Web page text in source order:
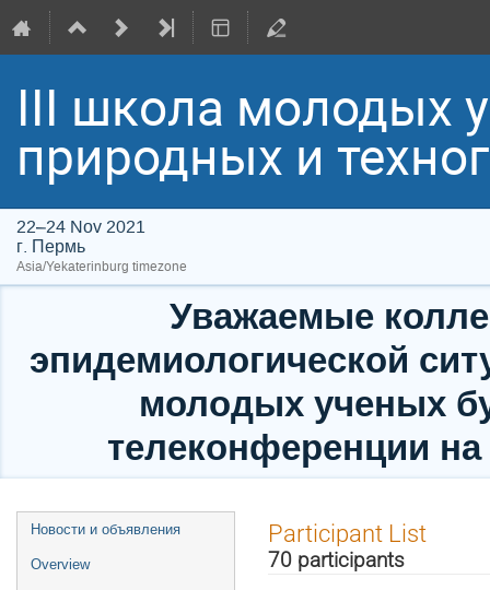
III школа молодых
природных и
22–24 Nov 2021
г. Пермь
Asia/Yekaterinburg timezone
Уважаемые
эпидемиологической
молодых ученых
телеконференции
Event
menu
Новости и объявления
Overview
Participant List
70 participants